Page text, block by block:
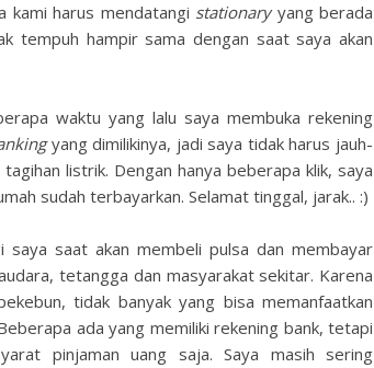
kami harus mendatangi stationary yang berada
tempuh hampir sama dengan saat saya akan
waktu yang lalu saya membuka rekening
yang dimilikinya, jadi saya tidak harus jauh-
listrik. Dengan hanya beberapa klik, saya
sudah terbayarkan. Selamat tinggal, jarak.. :)
saya saat akan membeli pulsa dan membayar
tetangga dan masyarakat sekitar. Karena
tidak banyak yang bisa memanfaatkan
ada yang memiliki rekening bank, tetapi
pinjaman uang saja. Saya masih sering